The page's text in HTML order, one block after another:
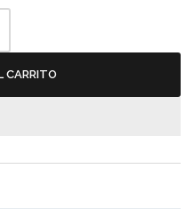
CARRITO